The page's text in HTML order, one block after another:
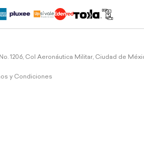
1206, Col Aeronáutica Militar, Ciudad de
y Condiciones